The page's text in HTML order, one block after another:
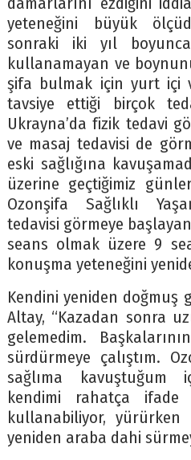
yeteneğini büyük
sonraki iki yıl
kullanamayan ve
şifa bulmak için yurt içi
tavsiye ettiği birçok
Ukrayna’da fizik tedavi
ve masaj tedavisi de
eski sağlığına
üzerine geçtiğimiz
Ozonşifa Sağlıklı
tedavisi görmeye
seans olmak üzere 9
konuşma yeteneğini
Kendini yeniden doğmuş
Altay, “Kazadan sonra
gelemedim.
sürdürmeye çalıştım.
sağlıma kavuştuğum
kendimi rahatça ifade
kullanabiliyor, yürürken
yeniden araba dahi